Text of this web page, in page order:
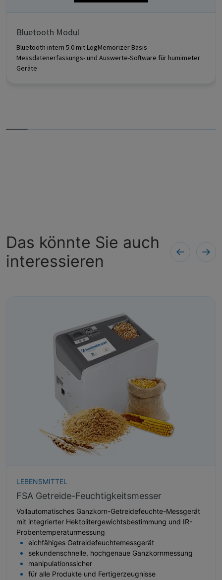
Bluetooth Modul
Bluetooth intern 5.0 mit LogMemorizer Basis
Messdatenerfassungs- und Auswerte-Software für humimeter
Geräte
Das könnte Sie auch
interessieren
LEBENSMITTEL
FSA Getreide-Feuchtigkeitsmesser
Vollautomatisches Ganzkorn-Getreidefeuchte-Messgerät
mit integrierter Hektolitergewichtsbestimmung und IR-
Probentemperaturmessung
eichfähiges Getreidefeuchtemessgerät
sekundenschnelle, hochgenaue Ganzkornmessung
manipulationssicher
für alle Produkte und Fertigerzeugnisse